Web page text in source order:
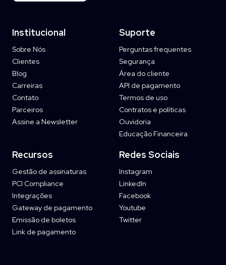
Institucional
Sobre Nós
Clientes
Blog
Carreiras
Contato
Parceiros
Assine a Newsletter
Suporte
Perguntas frequentes
Segurança
Área do cliente
API de pagamento
Termos de uso
Contratos e políticas
Ouvidoria
Educação Financeira
Recursos
Gestão de assinaturas
PCI Compliance
Integrações
Gateway de pagamento
Emissão de boletos
Link de pagamento
Redes Sociais
Instagram
LinkedIn
Facebook
Youtube
Twitter